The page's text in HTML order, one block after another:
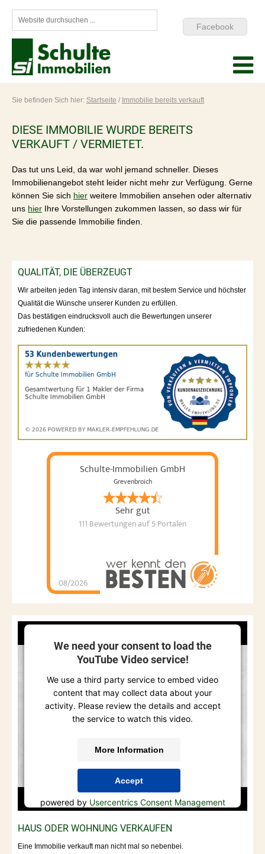
Facebook
Sie befinden Sich hier: Startseite / Immobilie bereits verkauft
DIESE IMMOBILIE WURDE BEREITS
VERKAUFT / VERMIETET.
Das tut uns Leid, da war wohl jemand schneller. Dieses
Immobilienangebot steht leider nicht mehr zur Verfügung. Gerne
können Sie sich hier weitere Immobilien ansehen oder alternativ
uns hier Ihre Vorstellungen zukommen lassen, so dass wir für
Sie die passende Immobilie finden.
QUALITÄT, DIE ÜBERZEUGT
Wir arbeiten jeden Tag intensiv daran, mit bestem Service und höchster
Qualität die Wünsche unserer Kunden zu erfüllen.
Das bestätigen eindrucksvoll auch die Bewertungen unserer
zufriedenen Kunden:
Schulte-Immobilien GmbH
Grevenbroich
Sehr gut
111 Bewertungenauf 5 Portalen
08/2026
We need your consent to load the
YouTube Video service!
We use a third party service to embed video
content that may collect data about your
activity. Please review the details and accept
the service to watch this video.
More Information
Accept
powered by Usercentrics Consent Management
Platform
HAUS ODER WOHNUNG VERKAUFEN
Eine Immobilie verkauft man nicht mal so nebenbei.